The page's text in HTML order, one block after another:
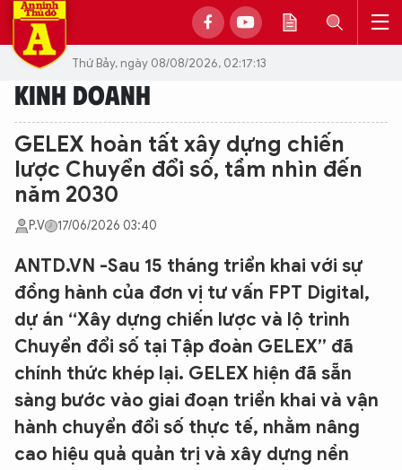
Thứ Bảy, ngày 08/08/2026, 02:17:13
KINH DOANH
GELEX hoàn tất xây dựng chiến
lược Chuyển đổi số, tầm nhìn đến
năm 2030
P.V 17/06/2026 03:40
ANTD.VN -Sau 15 tháng triển khai với sự
đồng hành của đơn vị tư vấn FPT Digital,
dự án “Xây dựng chiến lược và lộ trình
Chuyển đổi số tại Tập đoàn GELEX” đã
chính thức khép lại. GELEX hiện đã sẵn
sàng bước vào giai đoạn triển khai và vận
hành chuyển đổi số thực tế, nhằm nâng
cao hiệu quả quản trị và xây dựng nền